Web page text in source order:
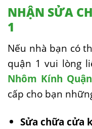
NHẬN SỬA
1
Nếu nhà bạn có
quận 1 vui lòng
Nhôm Kính
cấp cho bạn
Sửa chữa cửa